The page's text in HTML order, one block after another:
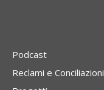
Podcast
Reclami e Conciliazioni